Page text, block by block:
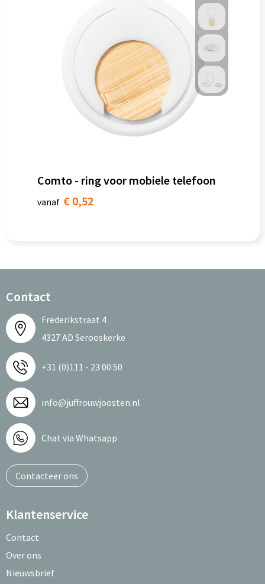
Comto - ring voor mobiele telefoon
vanaf € 0,52
Contact
Frederikstraat 4
4327 AD Serooskerke
+31 (0)111 - 23 00 50
info@juffrouwjoosten.nl
Chat via Whatsapp
Contacteer ons
Klantenservice
Contact
Over ons
Nieuwsbrief